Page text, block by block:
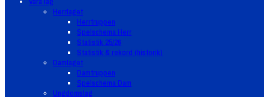
Herrlaget
Herrtruppen
Spelschema Herr
Statistik 25/26
Statistik & rekord (historik)
Damlaget
Damtruppen
Spelschema Dam
Ungdomslag